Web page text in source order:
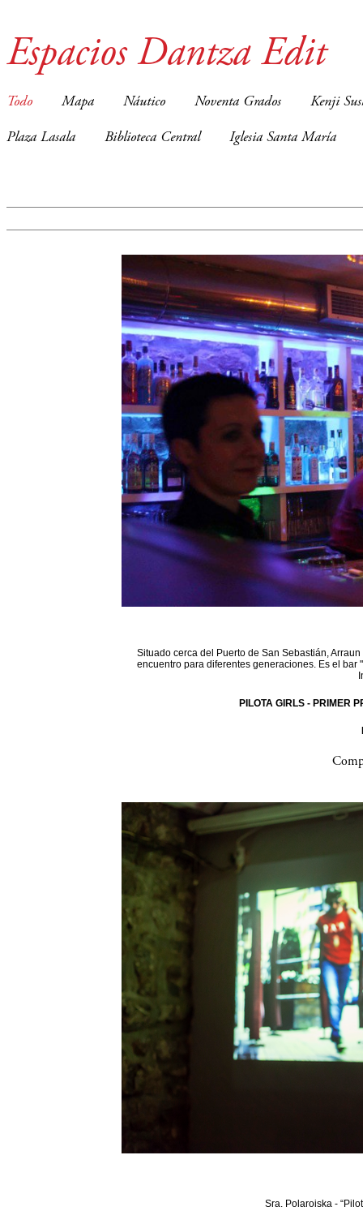
Espacios Dantza Edit
Todo Mapa Náutico Noventa Grados Kenji
Plaza Lasala Biblioteca Central Iglesia Santa María
Situado cerca del Puerto de San Sebastián,
encuentro para diferentes generaciones. Es el
PILOTA GIRLS - PRIMER
Sra. Polaroiska -